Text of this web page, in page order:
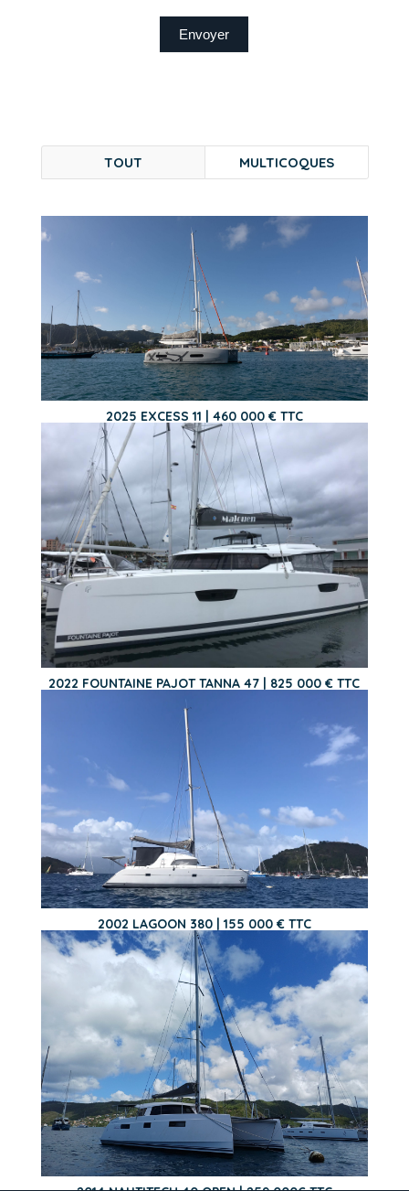
Envoyer
TOUT MULTICOQUES
2025 EXCESS 11 | 460 000 € TTC
2022 FOUNTAINE PAJOT TANNA 47 | 825 000 € TTC
2002 LAGOON 380 | 155 000 € TTC